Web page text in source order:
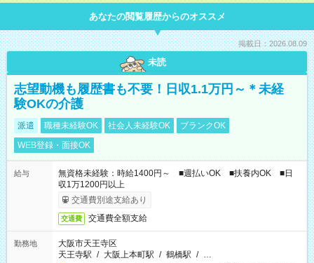
あなたの閲覧履歴からのオススメ
掲載日：2026.08.09
未読
志望動機も履歴書も不要！日収1.1万円～＊未経
験OKの介護
派遣 職種未経験OK 社会人未経験OK
ブランクOK
WEB登録・面接OK
給与
無資格未経験：時給1400円～ ■週払いOK ■扶養内OK ■日
収1万1200円以上
交通費別途支給あり
交通費 交通費全額支給
勤務地
大阪市天王寺区
天王寺駅 / 大阪上本町駅 / 鶴橋駅 / …